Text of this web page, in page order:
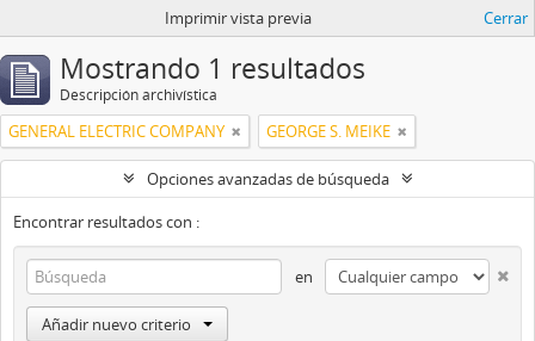
Imprimir vista previa Cerrar
Mostrando 1 resultados
Descripción archivística
GENERAL ELECTRIC COMPANY GEORGE S. MEIKE
Opciones avanzadas de búsqueda
Encontrar resultados con :
en
Añadir nuevo criterio